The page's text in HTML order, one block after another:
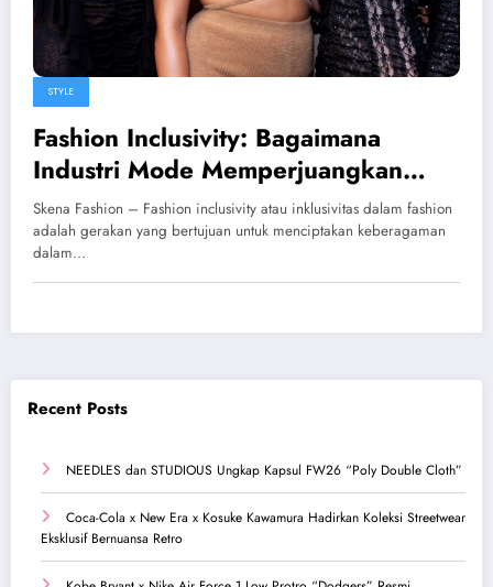
STYLE
Fashion Inclusivity: Bagaimana
Industri Mode Memperjuangkan
Keragaman?
Skena Fashion – Fashion inclusivity atau inklusivitas dalam fashion
adalah gerakan yang bertujuan untuk menciptakan keberagaman
dalam…
Recent Posts
NEEDLES dan STUDIOUS Ungkap Kapsul FW26 “Poly Double Cloth”
Coca-Cola x New Era x Kosuke Kawamura Hadirkan Koleksi Streetwear
Eksklusif Bernuansa Retro